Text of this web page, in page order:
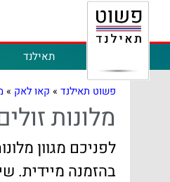
תאילנד
פשוט תאילנד » קאו לאק »
מלונות
לפניכם מגוון
בהזמנה מיידית.